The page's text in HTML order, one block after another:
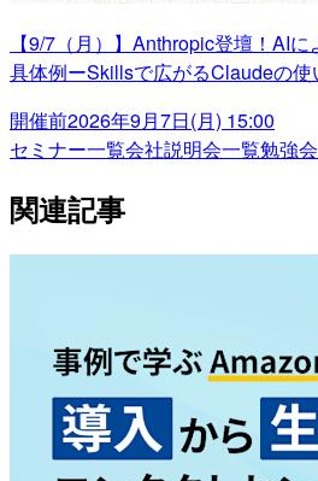
【9/7（月）】Anthropic登壇！AI
具体例ーSkillsで広がるClaudeの使
開催前2026年9月7日(月) 15:00
セミナー一覧会社説明会一覧勉強
関連記事